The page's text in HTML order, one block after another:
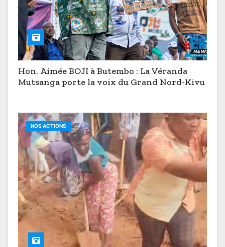
Hon. Aimée BOJI à Butembo : La Véranda
Mutsanga porte la voix du Grand Nord-Kivu
NOS ACTIONS